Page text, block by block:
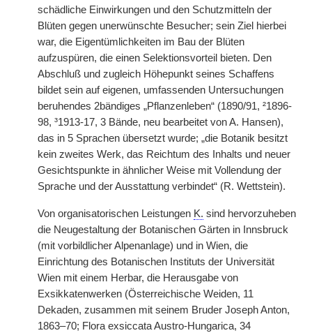
schädliche Einwirkungen und den Schutzmitteln der
Blüten gegen unerwünschte Besucher; sein Ziel hierbei
war, die Eigentümlichkeiten im Bau der Blüten
aufzuspüren, die einen Selektionsvorteil bieten. Den
Abschluß und zugleich Höhepunkt seines Schaffens
bildet sein auf eigenen, umfassenden Untersuchungen
beruhendes 2bändiges „Pflanzenleben“ (1890/91, ²1896-
98, ³1913-17, 3 Bände, neu bearbeitet von A. Hansen),
das in 5 Sprachen übersetzt wurde; „die Botanik besitzt
kein zweites Werk, das Reichtum des Inhalts und neuer
Gesichtspunkte in ähnlicher Weise mit Vollendung der
Sprache und der Ausstattung verbindet“ (R. Wettstein).
Von organisatorischen Leistungen K. sind hervorzuheben
die Neugestaltung der Botanischen Gärten in Innsbruck
(mit vorbildlicher Alpenanlage) und in Wien, die
Einrichtung des Botanischen Instituts der Universität
Wien mit einem Herbar, die Herausgabe von
Exsikkatenwerken (Österreichische Weiden, 11
Dekaden, zusammen mit seinem Bruder Joseph Anton,
1863–70; Flora exsiccata Austro-Hungarica, 34